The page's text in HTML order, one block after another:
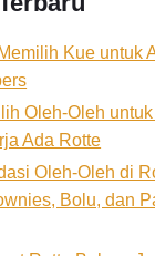
Kue untuk
Oleh-Oleh
Ada Rotte
Oleh-Oleh di
Bolu, dan